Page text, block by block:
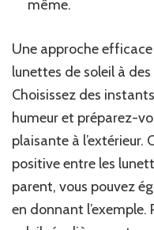
même.
Une approche
lunettes de soleil à
Choisissez des
humeur et préparez-
plaisante à l’extérieur.
positive entre les
parent, vous pouvez
en donnant